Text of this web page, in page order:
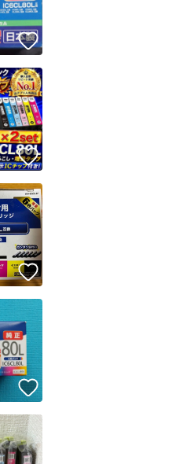
いいね！
いいね！
いいね！